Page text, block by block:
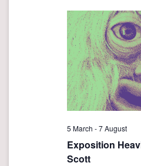
5 March -7 August
Exposition
Scott